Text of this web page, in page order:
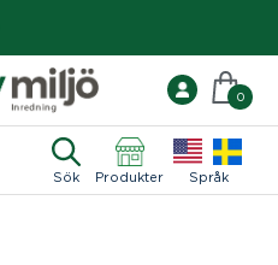
Sök Produkter Språk
0